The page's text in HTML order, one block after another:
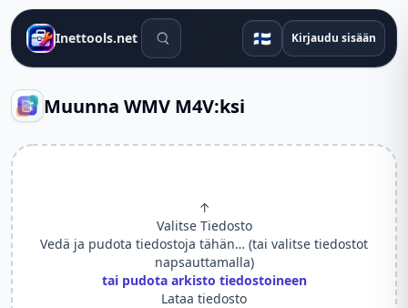
Inettools.net Hakutyökalut 🇫🇮 Kirjaudu sisään
Muunna WMV M4V:ksi
↑
Valitse Tiedosto
Vedä ja pudota tiedostoja tähän… (tai valitse tiedostot
napsauttamalla)
tai pudota arkisto tiedostoineen
Lataa tiedosto